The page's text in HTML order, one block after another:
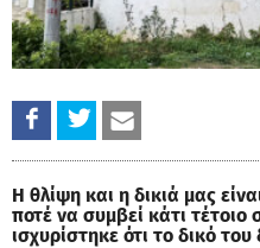
Η θλίψη και η δικιά μας
ποτέ να συμβεί κάτι τέτοιο
ισχυρίστηκε ότι το δικό